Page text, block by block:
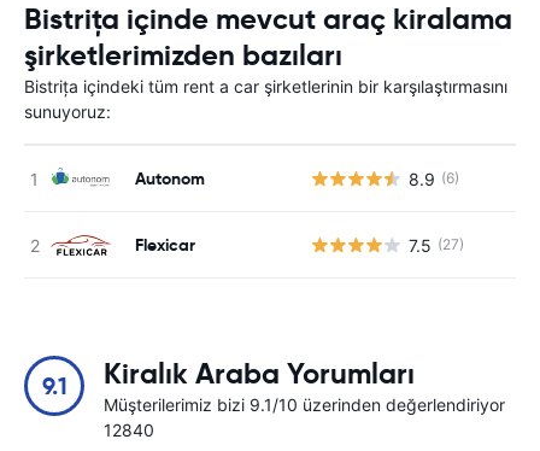
Bistrița içinde mevcut araç kiralama
şirketlerimizden bazıları
Bistrița içindeki tüm rent a car şirketlerinin bir karşılaştırmasını
sunuyoruz:
Autonom 8.9 (6)
Flexicar 7.5 (27)
9.1 Kiralık Araba Yorumları
Müşterilerimiz bizi 9.1/10 üzerinden değerlendiriyor
12840